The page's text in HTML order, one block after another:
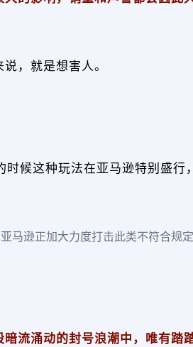
说，就是想害人。
时候这种玩法在亚马逊特别盛行
马逊正加大力度打击此类不符合规
暗流涌动的封号浪潮中，唯有踏